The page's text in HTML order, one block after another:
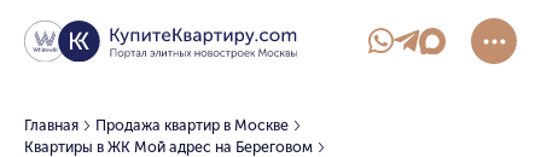
Главная
Продажа квартир в Москве
Квартиры в ЖК Мой адрес на Береговом